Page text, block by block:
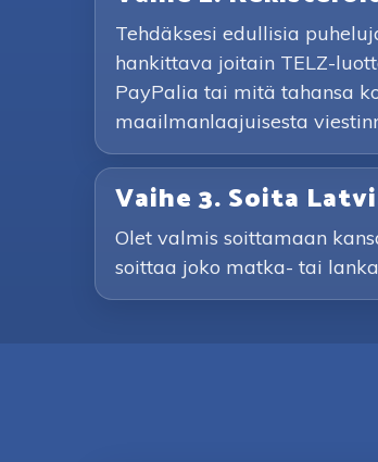
Tehdäksesi edullisia
hankittava joitain TELZ-
PayPalia tai mitä tahansa
maailmanlaajuisesta
Vaihe 3. Soita
Olet valmis soittamaan
soittaa joko matka- tai